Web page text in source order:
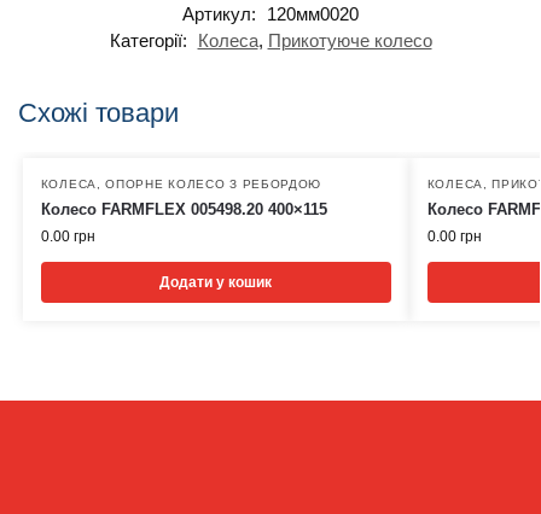
Артикул:
120мм0020
Категорії:
Колеса, Прикотуюче колесо
Схожі товари
КОЛЕСА,ОПОРНЕ КОЛЕСО З РЕБОРДОЮ
Колесо FARMFLEX 005498.20 400×115
0.00 грн
Додати у кошик
КОЛЕСА,
Колесо
0.00 грн